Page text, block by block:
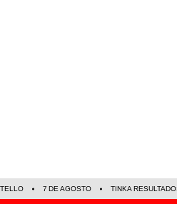
7 DE AGOSTO TINKA